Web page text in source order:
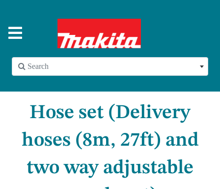
 Search
Hose set (Delivery
hoses (8m, 27ft) and
two way adjustable